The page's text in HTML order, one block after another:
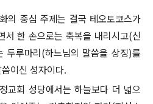
의 중심 주제는 결국 테오토코스가
서 한 손으로는 축복을 내리시고(신
두루마리(하느님의 말씀을 상징)를
이신 성자이다.
교회 성당에서는 하늘보다 더 넓으